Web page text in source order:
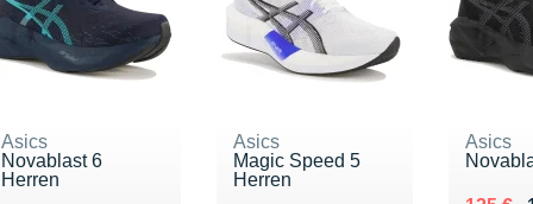
Asics
Novablast 6
Herren
Asics
Magic Speed 5
Herren
Asics